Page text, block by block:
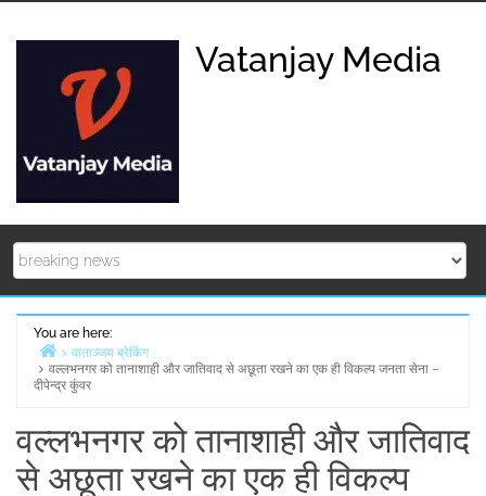
Vatanjay Media
You are here:
Home
वाताञ्जय ब्रेकिंग
वल्लभनगर को तानाशाही और जातिवाद से अछूता रखने का एक ही विकल्प जनता सेना –
दीपेन्द्र कुंवर
वल्लभनगर को तानाशाही और जातिवाद
से अछूता रखने का एक ही विकल्प